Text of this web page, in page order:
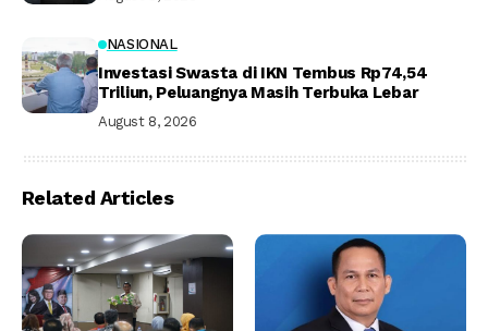
NASIONAL
Investasi Swasta di IKN Tembus Rp74,54
Triliun, Peluangnya Masih Terbuka Lebar
August 8, 2026
Related Articles